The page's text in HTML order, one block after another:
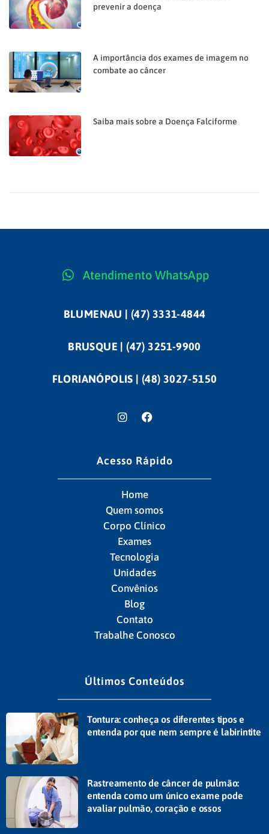
prevenir a doença
A importância dos exames de imagem no
combate ao câncer
Saiba mais sobre a Doença Falciforme
Atendimento WhatsApp
BLUMENAU | (47) 3331-4844
BRUSQUE | (47) 3251-9900
FLORIANÓPOLIS | (48) 3027-5150
Acesso Rápido
Home
Quem somos
Corpo Clínico
Exames
Tecnologia
Unidades
Convênios
Blog
Contato
Trabalhe Conosco
Últimos Conteúdos
Tontura: conheça os diferentes tipos e
entenda por que nem sempre é labirintite
Rastreamento de câncer de pulmão:
entenda como um único exame pode
avaliar pulmão, coração e ossos